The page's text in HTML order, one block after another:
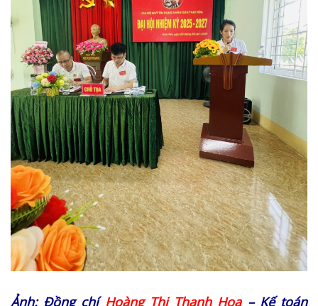
Ảnh: Đồng chí Hoàng Thị Thanh Hoa– Kế toán